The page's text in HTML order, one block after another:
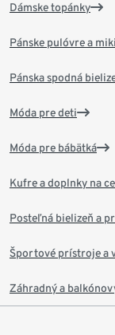
Dámske topánky
Pánske pulóvre a
Pánska spodná
Móda pre deti
Móda pre bábätká
Kufre a doplnky na
Posteľná bielizeň a
Športové prístroje a
Záhradný a